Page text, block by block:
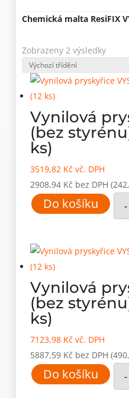
Chemická malta ResiFIX
Zobrazeny 2 výsledky
Vynilová
(bez
ks)
3519,82 Kč vč. DPH
2908,94 Kč bez DPH
Do košíku -
Vynilová
(bez
ks)
7123,98 Kč vč. DPH
5887,59 Kč bez DPH
Do košíku -